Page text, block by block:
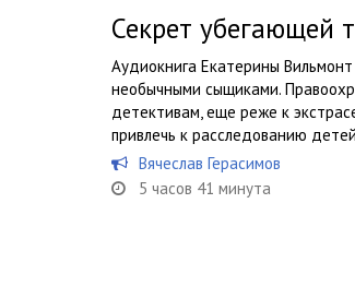
Секрет убегающей
Аудиокнига Екатерины
необычными сыщиками.
детективам, еще реже к
привлечь к расследованию
Вячеслав Герасимов
5 часов 41 минута